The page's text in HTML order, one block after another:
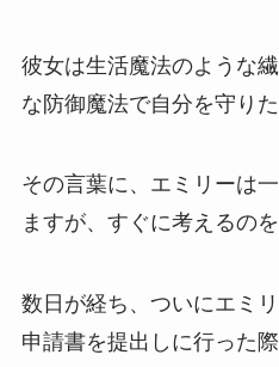
彼女は生活魔法のような
な防御魔法で自分を守り
その言葉に、エミリーは
ますが、すぐに考えるのを
数日が経ち、ついにエミ
申請書を提出しに行った